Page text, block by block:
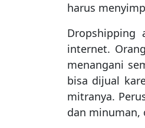
harus
internet.
menangani
bisa dijual
mitranya.
dan minuman,